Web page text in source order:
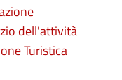
dell'attività
Turistica